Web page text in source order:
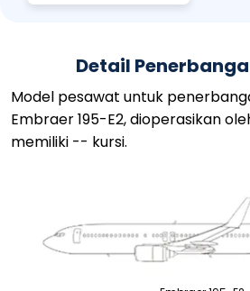
Detail
Model pesawat untuk
Embraer 195-E2, dioperasikan
memiliki -- kursi.